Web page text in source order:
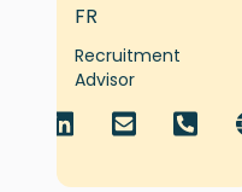
FR
Recruitment
Advisor